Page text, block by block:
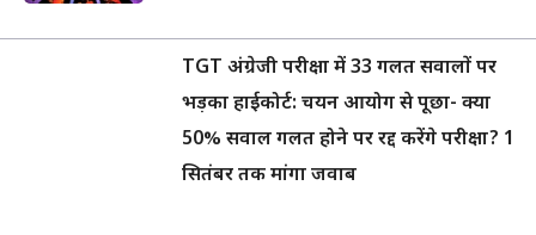
TGT अंग्रेजी परीक्षा में 33 गलत सवालों पर
भड़का हाईकोर्ट: चयन आयोग से पूछा- क्या
50% सवाल गलत होने पर रद्द करेंगे परीक्षा? 1
सितंबर तक मांगा जवाब